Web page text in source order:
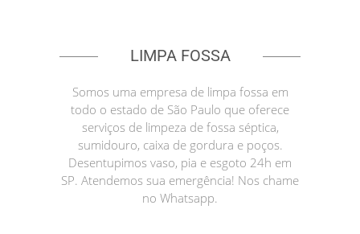
LIMPA FOSSA
Somos uma empresa de limpa fossa em
todo o estado de São Paulo que oferece
serviços de limpeza de fossa séptica,
sumidouro, caixa de gordura e poços.
Desentupimos vaso, pia e esgoto 24h em
SP. Atendemos sua emergência! Nos chame
no Whatsapp.